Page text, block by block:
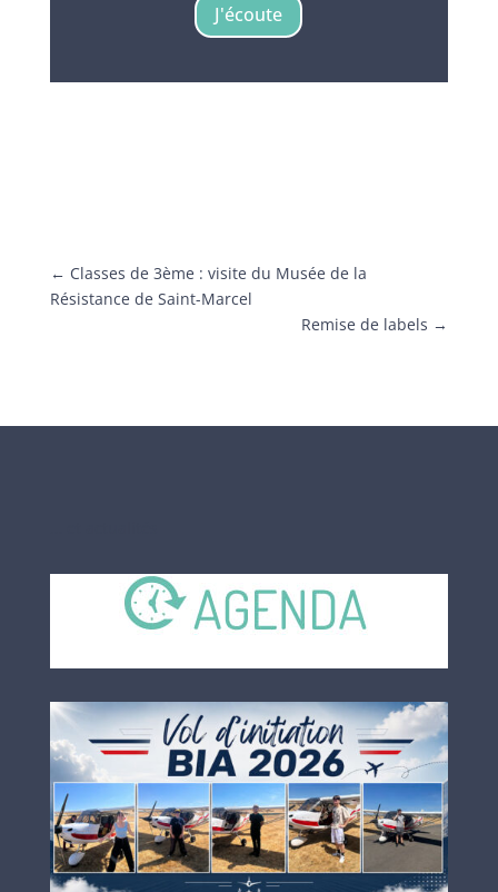
J'écoute
← Classes de 3ème : visite du Musée de la
Résistance de Saint-Marcel
Remise de labels →